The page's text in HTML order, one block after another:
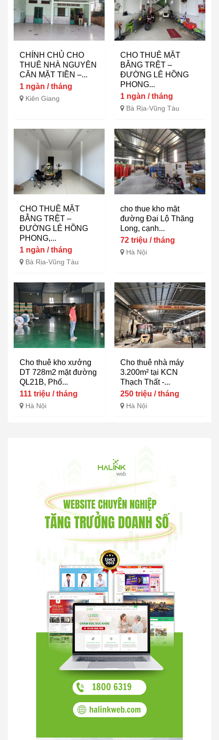
CHÍNH CHỦ CHO
THUÊ NHÀ NGUYÊN
CĂN MẶT TIỀN –...
1 ngàn / tháng
Kiên Giang
CHO THUÊ MẶT
BẰNG TRỆT –
ĐƯỜNG LÊ HỒNG
PHONG...
1 ngàn / tháng
Bà Rịa-Vũng Tàu
CHO THUÊ MẶT
BẰNG TRỆT –
ĐƯỜNG LÊ HỒNG
PHONG,...
1 ngàn / tháng
Bà Rịa-Vũng Tàu
cho thue kho mặt
đường Đại Lộ Thăng
Long, cạnh...
72 triệu / tháng
Hà Nội
Cho thuê kho xưởng
DT 728m2 mặt đường
QL21B, Phố...
111 triệu / tháng
Hà Nội
Cho thuê nhà máy
3.200m² tại KCN
Thạch Thất -...
250 triệu / tháng
Hà Nội